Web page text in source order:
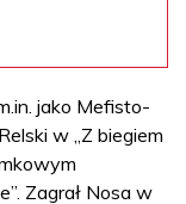
jako Mefisto-
w „Z biegiem
Zagrał Nosa w